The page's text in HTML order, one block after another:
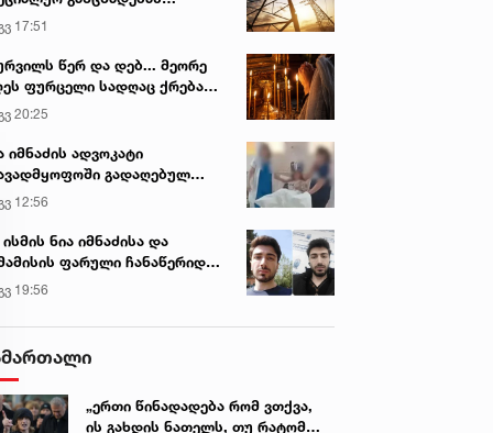
17:51
წერ და დებ... მეორე
ფურცელი სადღაც ქრება
სურვილი სრულდება...“ -
ტაძარი შიდა
20:25
იმნაძის ადვოკატი
გადაღებულ
ავრცელებს
12:56
ნია იმნაძისა და
ფარული ჩანაწერიდან
ავალიანის მკვლელობის
19:56
„ერთი წინადადება რომ ვთქვა,
ის გახდის ნათელს, თუ რატომ